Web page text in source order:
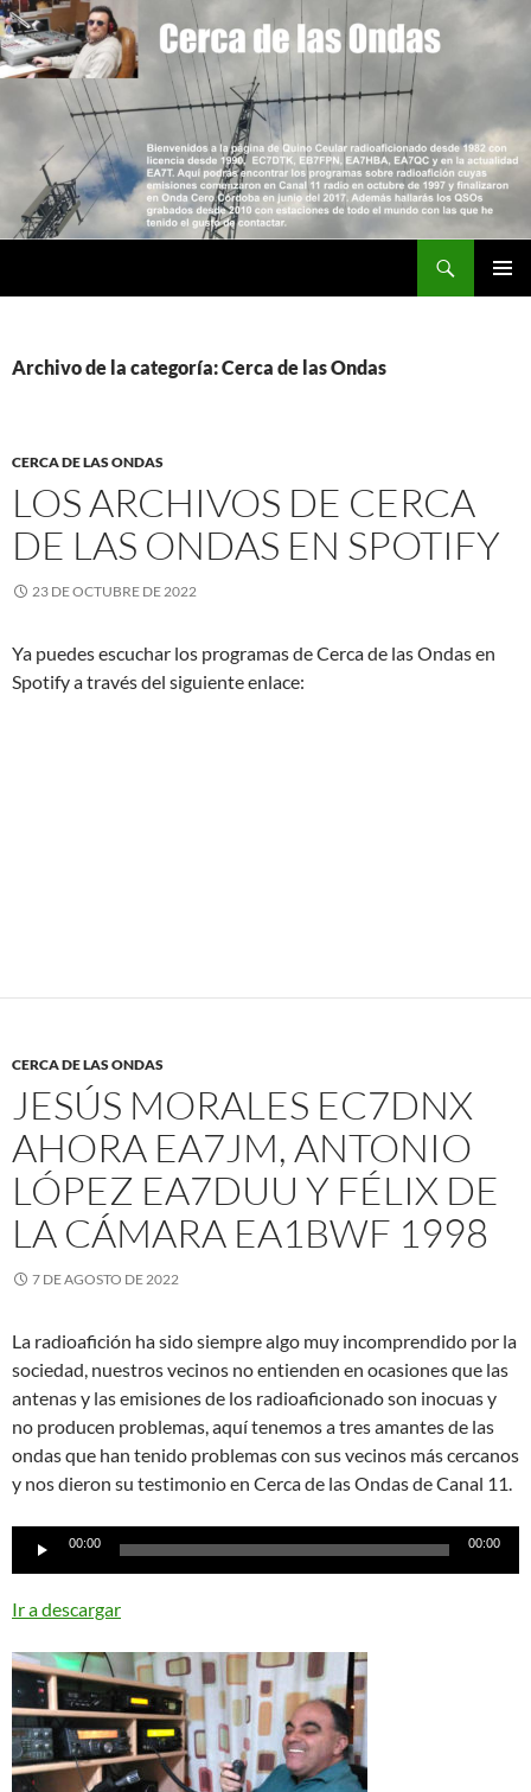
Saltar
al
contenido
Archivo de la categoría: Cerca de las Ondas
CERCA DE LAS ONDAS
LOS ARCHIVOS DE CERCA
DE LAS ONDAS EN SPOTIFY
23 DE OCTUBRE DE 2022
Ya puedes escuchar los programas de Cerca de las Ondas en
Spotify a través del siguiente enlace:
CERCA DE LAS ONDAS
JESÚS MORALES EC7DNX
AHORA EA7JM, ANTONIO
LÓPEZ EA7DUU Y FÉLIX DE
LA CÁMARA EA1BWF 1998
7 DE AGOSTO DE 2022
La radioafición ha sido siempre algo muy incomprendido por la
sociedad, nuestros vecinos no entienden en ocasiones que las
antenas y las emisiones de los radioaficionado son inocuas y
no producen problemas, aquí tenemos a tres amantes de las
ondas que han tenido problemas con sus vecinos más cercanos
y nos dieron su testimonio en Cerca de las Ondas de Canal 11.
Reproductor
00:00 00:00
Ir a descargar